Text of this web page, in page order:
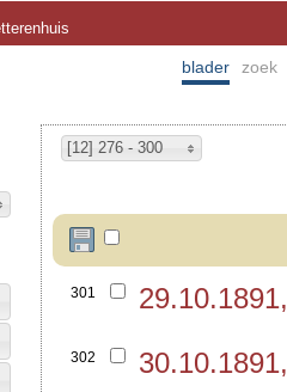
blader zoek
[12] 276 - 300
301
302